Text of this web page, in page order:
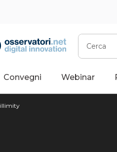
Cerca
Convegni Webinar
illimity